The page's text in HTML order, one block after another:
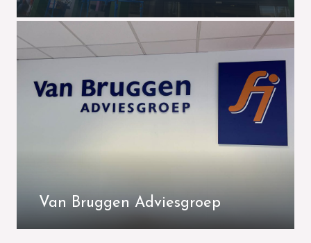
Van Bruggen Adviesgroep